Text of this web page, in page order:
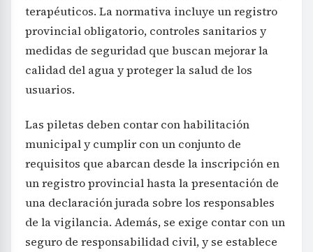
terapéuticos. La normativa incluye un registro
provincial obligatorio, controles sanitarios y
medidas de seguridad que buscan mejorar la
calidad del agua y proteger la salud de los
usuarios.
Las piletas deben contar con habilitación
municipal y cumplir con un conjunto de
requisitos que abarcan desde la inscripción en
un registro provincial hasta la presentación de
una declaración jurada sobre los responsables
de la vigilancia. Además, se exige contar con un
seguro de responsabilidad civil, y se establece